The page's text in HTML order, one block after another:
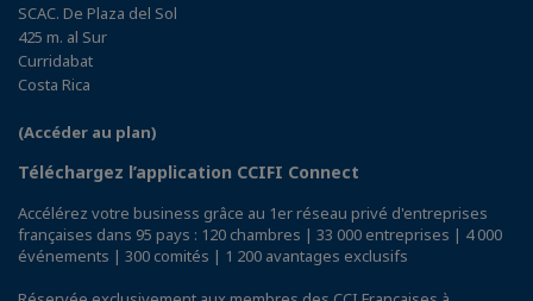
SCAC. De Plaza del Sol
425 m. al Sur
Curridabat
Costa Rica
(Accéder au plan)
Téléchargez l’application CCIFI Connect
Accélérez votre business grâce au 1er réseau privé d'entreprises
françaises dans 95 pays : 120 chambres | 33 000 entreprises | 4 000
événements | 300 comités | 1 200 avantages exclusifs